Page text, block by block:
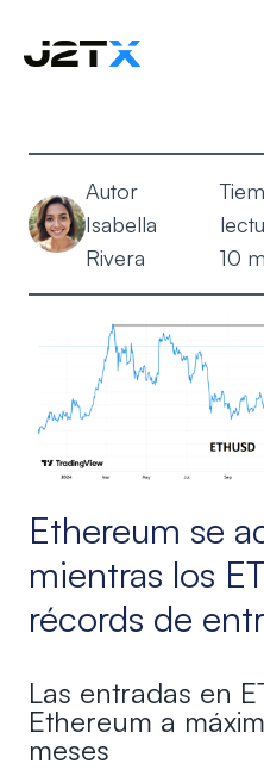
Blog
Ayuda
Acerca de
Abrir Cuenta
Autor
Isabella
Rivera
10
Ethereum se
mientras los
récords de
Las entradas en
Ethereum a
meses